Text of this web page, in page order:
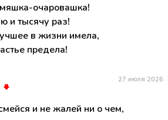
очаровашка!
и тысячу раз!
в жизни имела,
предела!
27 июля 2026
и не жалей ни о чем,